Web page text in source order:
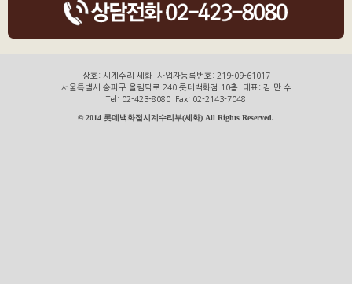
상호: 시계수리 세화 사업자등록번호: 219-09-61017
서울특별시 송파구 올림픽로 240 롯데백화점 10층 대표: 김 만 수
Tel: 02-423-8080 Fax: 02-2143-7048
© 2014 롯데백화점시계수리부(세화) All Rights Reserved.